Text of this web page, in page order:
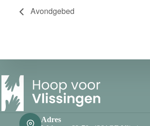
Avondgebed
Adres